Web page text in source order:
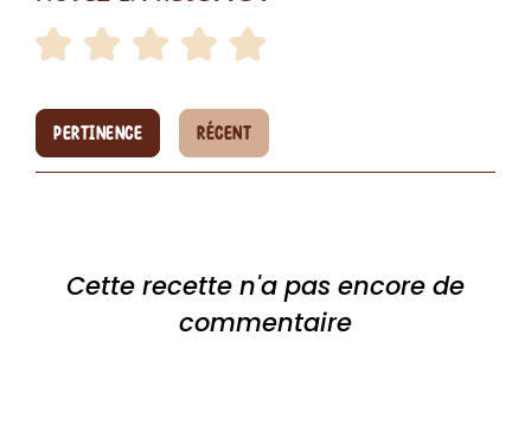
PERTINENCE RÉCENT
Cette recette n'a pas encore de
commentaire